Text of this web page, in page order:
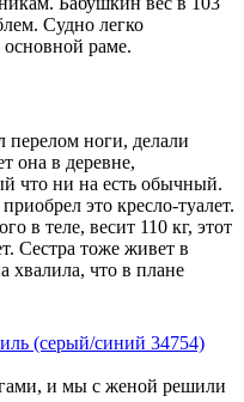
Судно легко
основной раме.
ноги, делали
она в деревне,
что ни на есть обычный.
это кресло-туалет.
в теле, весит 110 кг, этот
Сестра тоже живет в
хвалила, что в плане
(серый/синий 34754)
и мы с женой решили